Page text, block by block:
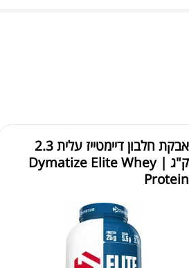
אבקת חלבון דיימטייז עלית 2.3
ק"ג | Dymatize Elite Whey
Protein